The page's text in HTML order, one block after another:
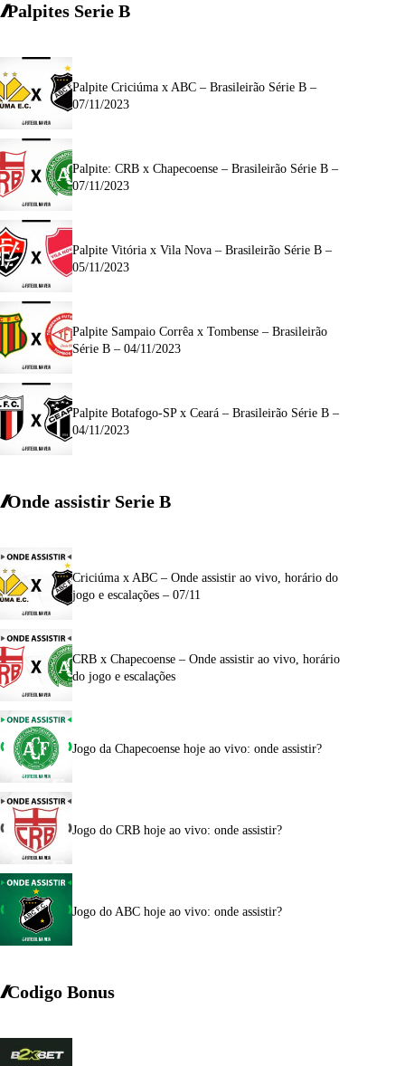
Palpites Serie B
Palpite Criciúma x ABC – Brasileirão Série B –
07/11/2023
Palpite: CRB x Chapecoense – Brasileirão Série B –
07/11/2023
Palpite Vitória x Vila Nova – Brasileirão Série B –
05/11/2023
Palpite Sampaio Corrêa x Tombense – Brasileirão
Série B – 04/11/2023
Palpite Botafogo-SP x Ceará – Brasileirão Série B –
04/11/2023
Onde assistir Serie B
Criciúma x ABC – Onde assistir ao vivo, horário do
jogo e escalações – 07/11
CRB x Chapecoense – Onde assistir ao vivo, horário
do jogo e escalações
Jogo da Chapecoense hoje ao vivo: onde assistir?
Jogo do CRB hoje ao vivo: onde assistir?
Jogo do ABC hoje ao vivo: onde assistir?
Codigo Bonus